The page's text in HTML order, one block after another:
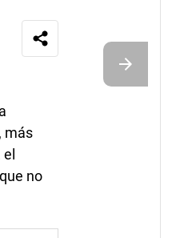
más
el
no